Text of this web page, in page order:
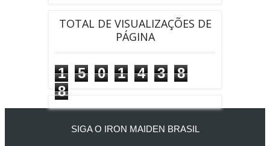
TOTAL DE VISUALIZAÇÕES DE
PÁGINA
1 5 0 1 4 3
8
8
SIGA O IRON MAIDEN BRASIL